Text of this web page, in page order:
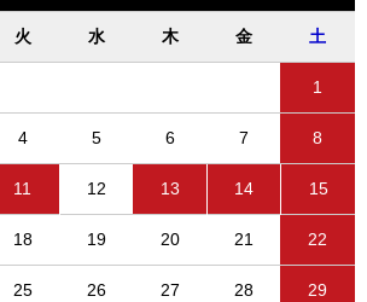
火 水 木 金 土
1
4 5 6 7 8
11 12 13 14 15
18 19 20 21 22
25 26 27 28 29